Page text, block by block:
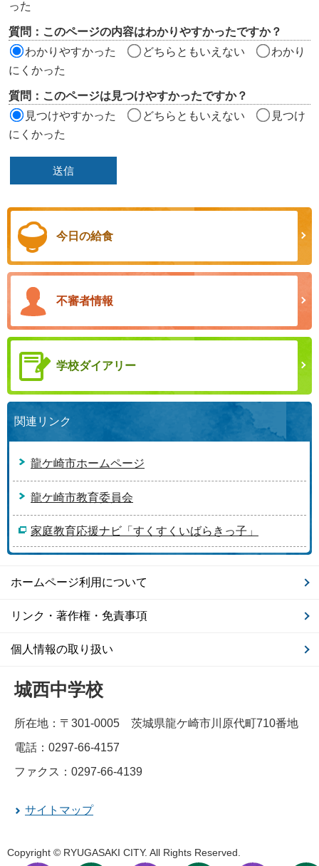
ア
った
質問：このページの内容はわかりやすかったですか？
わかりやすかった
どちらともいえない
わかり
にくかった
質問：このページは見つけやすかったですか？
見つけやすかった
どちらともいえない
見つけ
にくかった
今日の給食
不審者情報
学校ダイアリー
関連リンク
龍ケ崎市ホームページ
龍ケ崎市教育委員会
家庭教育応援ナビ「すくすくいばらきっ子」
ホームページ利用について
リンク・著作権・免責事項
個人情報の取り扱い
城西中学校
所在地：〒301-0005 茨城県龍ケ崎市川原代町710番地
電話：0297-66-4157
ファクス：0297-66-4139
サイトマップ
Copyright © RYUGASAKI CITY. All Rights Reserved.